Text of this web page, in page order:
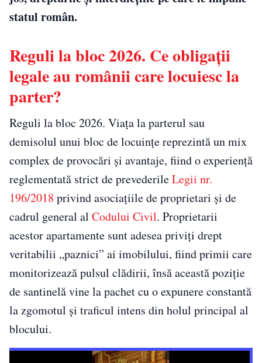
statul român.
Reguli la bloc 2026. Ce obligații
legale au românii care locuiesc la
parter?
Reguli la bloc 2026. Viața la parterul sau
demisolul unui bloc de locuințe reprezintă un mix
complex de provocări și avantaje, fiind o experiență
reglementată strict de prevederileLegii nr.
196/2018 privind asociațiile de proprietari și de
cadrul general al Codului Civil. Proprietarii
acestor apartamente sunt adesea priviți drept
veritabilii „paznici” ai imobilului, fiind primii care
monitorizează pulsul clădirii, însă această poziție
de santinelă vine la pachet cu o expunere constantă
la zgomotul și traficul intens din holul principal al
blocului.